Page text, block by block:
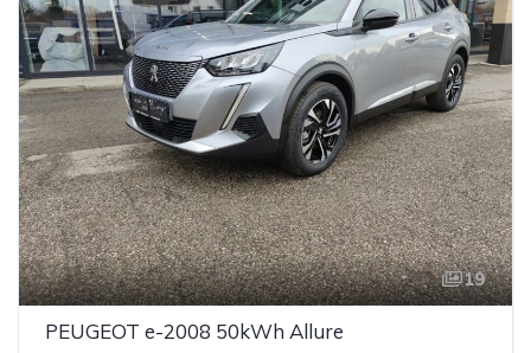
19
PEUGEOT e-2008 50kWh Allure